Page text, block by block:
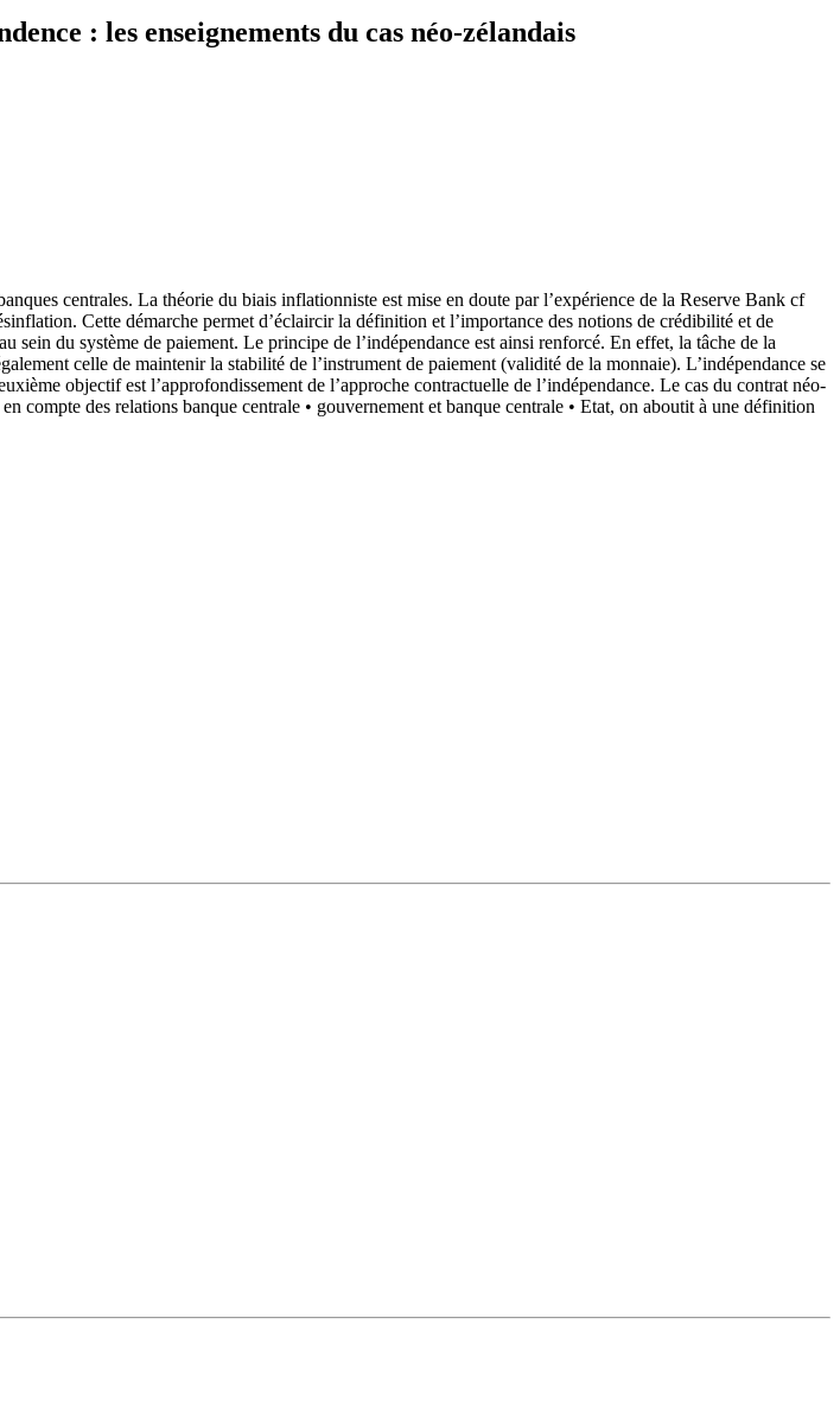
: les enseignements du cas néo-zélandais
centrales. La théorie du biais inflationniste est mise en doute par l’expérience de la Reserve Bank cf
Cette démarche permet d’éclaircir la définition et l’importance des notions de crédibilité et de
du système de paiement. Le principe de l’indépendance est ainsi renforcé. En effet, la tâche de la
celle de maintenir la stabilité de l’instrument de paiement (validité de la monnaie). L’indépendance se
objectif est l’approfondissement de l’approche contractuelle de l’indépendance. Le cas du contrat néo-
compte des relations banque centrale • gouvernement et banque centrale • Etat, on aboutit à une définition